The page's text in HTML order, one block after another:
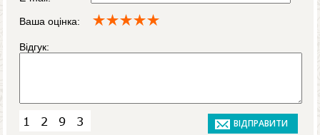
Ваша оцінка:
Відгук: